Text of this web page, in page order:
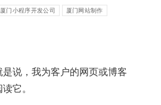
厦门小程序开发公司 厦门网站制作
说，我为客户的网页或博客
它。